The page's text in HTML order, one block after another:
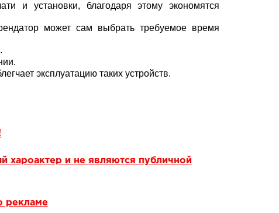
и установки, благодаря этому экономятся
может сам выбрать требуемое время
эксплуатацию таких устройств.
хароактер и не являются публичной
рекламе